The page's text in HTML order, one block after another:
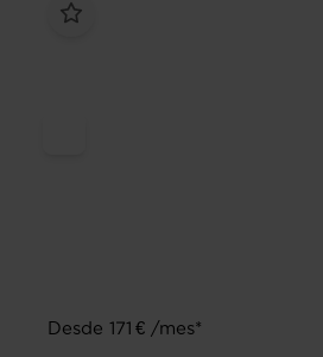
Desde 171 € /mes*